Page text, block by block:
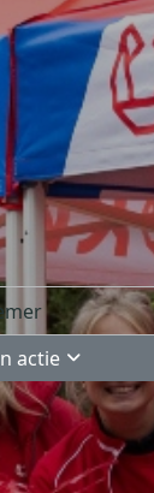
actie